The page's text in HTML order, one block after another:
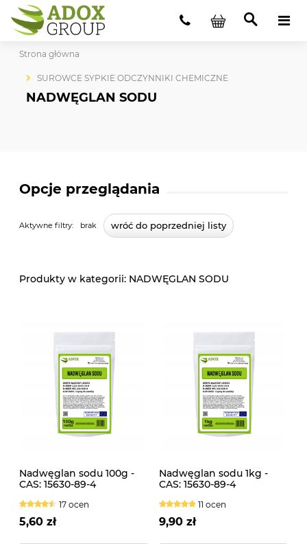
Strona główna
SUROWCE SYPKIE ODCZYNNIKI CHEMICZNE
NADWĘGLAN SODU
Opcje przeglądania
Aktywne filtry: brak wróć do poprzedniej listy
NADWĘGLAN SODU
Nadwęglan sodu 100g -
CAS: 15630-89-4
17 ocen
5,60 zł
Nadwęglan sodu 1kg -
CAS: 15630-89-4
11 ocen
9,90 zł